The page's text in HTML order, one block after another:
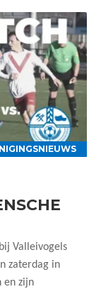
Valleivogels
zaterdag in
en zijn